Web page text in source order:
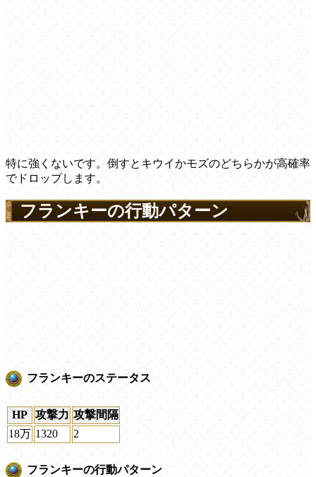
特に強くないです。倒すとキウイかモズのどちらかが高確率
でドロップします。
フランキーの行動パターン
フランキーのステータス
HP 攻撃力 攻撃間隔
18万 1320 2
フランキーの行動パターン